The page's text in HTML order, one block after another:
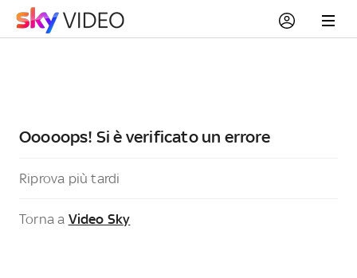
Ooooops! Si è verificato un errore
Riprova più tardi
Torna a Video Sky